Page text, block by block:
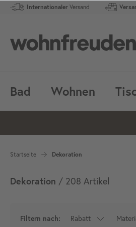
Internationaler Versand
Bad Wohnen
Startseite Dekoration
Dekoration / 208 Artikel
Rabatt